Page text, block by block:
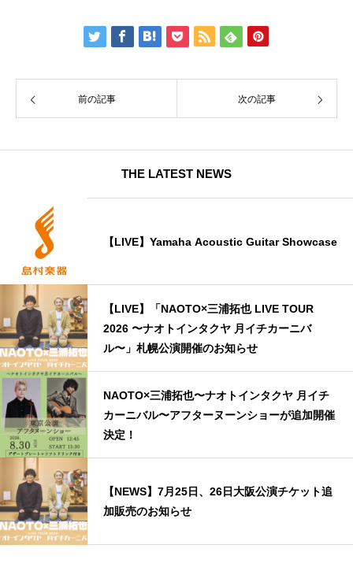
前の記事 次の記事
THE LATEST NEWS
【LIVE】Yamaha Acoustic Guitar Showcase
【LIVE】「NAOTO×三浦拓也 LIVE TOUR
2026 〜ナオトインタクヤ 月イチカーニバ
ル〜」札幌公演開催のお知らせ
NAOTO×三浦拓也〜ナオトインタクヤ 月イチ
カーニバル〜アフターヌーンショーが追加開催
決定！
【NEWS】7月25日、26日大阪公演チケット追
加販売のお知らせ